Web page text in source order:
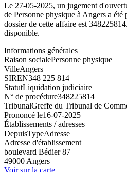
Le 27-05-2025, un jugement
de Personne physique à Angers a
dossier de cette affaire est
disponible.
Informations générales
Raison socialePersonne physique
VilleAngers
SIREN348 225 814
StatutLiquidation judiciaire
N° de procédure348225814
TribunalGreffe du Tribunal de
Prononcé le16-07-2025
Établissements / adresses
DepuisTypeAdresse
Adresse d'établissement
boulevard Bédier 87
49000 Angers
Voir sur la carte